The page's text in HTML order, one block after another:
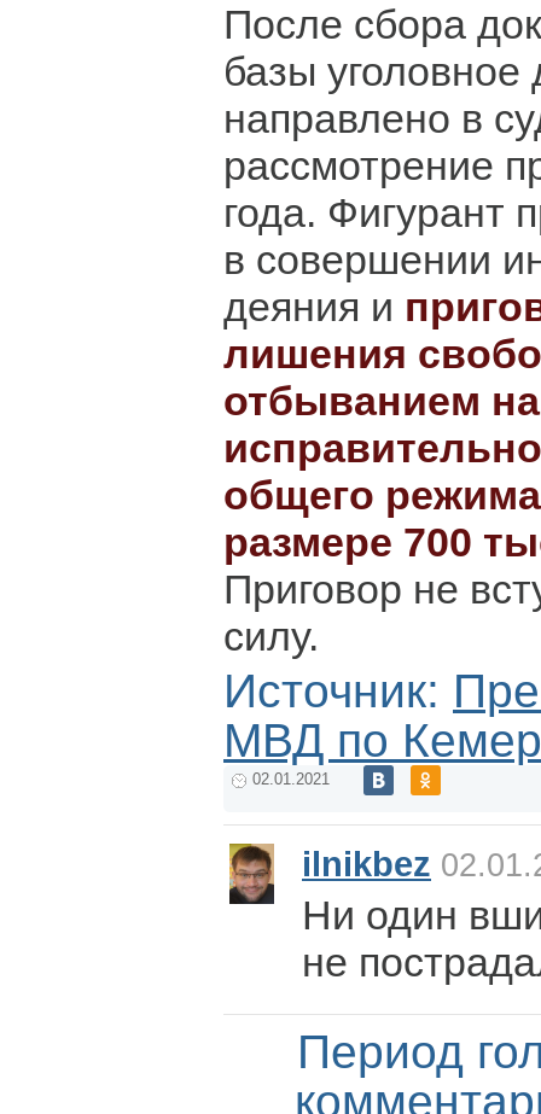
После сбора
базы
направлено в
рассмотрение
года. Фигурант
в совершении
деяния и
лишения
отбыванием
общего
размере 700
Приговор не
силу.
Источник:
МВД по
02.01.2021
ilnikbez
Ни один
не
Период